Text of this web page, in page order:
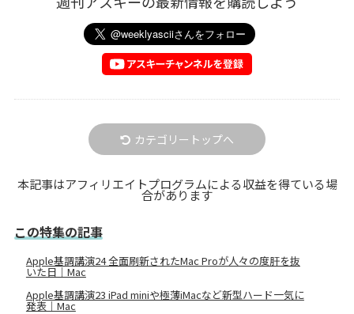
カテゴリートップへ
本記事はアフィリエイトプログラムによる収益を得ている場
合があります
この特集の記事
Apple基調講演24 全面刷新されたMac Proが人々の度肝を抜
いた日｜Mac
Apple基調講演23 iPad miniや極薄iMacなど新型ハード一気に
発表｜Mac